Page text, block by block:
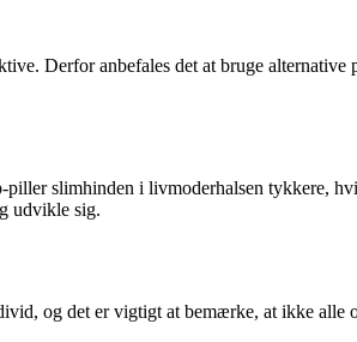
Derfor anbefales det at bruge alternative
slimhinden i livmoderhalsen tykkere,
udvikle sig.
og det er vigtigt at bemærke, at ikke alle